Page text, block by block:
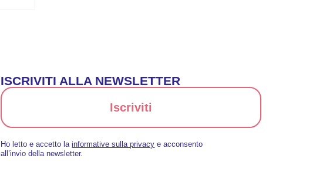
ISCRIVITI ALLA NEWSLETTER
Iscriviti
Ho letto e accetto lainformative sulla privacy e acconsento
all’invio della newsletter.